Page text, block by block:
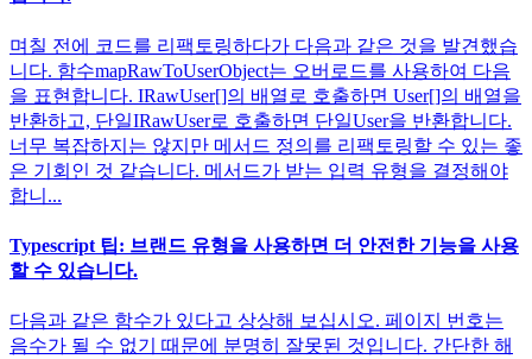
며칠 전에 코드를 리팩토링하다가 다음과 같은 것을 발견했습
니다. 함수mapRawToUserObject는 오버로드를 사용하여 다음
을 표현합니다. IRawUser[]의 배열로 호출하면 User[]의 배열을
반환하고, 단일IRawUser로 호출하면 단일User을 반환합니다.
너무 복잡하지는 않지만 메서드 정의를 리팩토링할 수 있는 좋
은 기회인 것 같습니다. 메서드가 받는 입력 유형을 결정해야
합니...
Typescript 팁: 브랜드 유형을 사용하면 더 안전한 기능을 사용
할 수 있습니다.
다음과 같은 함수가 있다고 상상해 보십시오. 페이지 번호는
음수가 될 수 없기 때문에 분명히 잘못된 것입니다. 간단한 해